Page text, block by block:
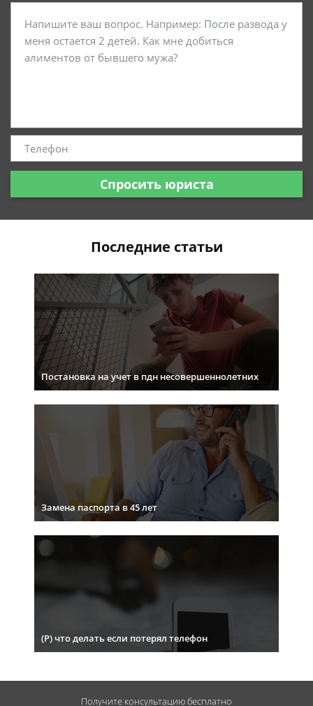
Спросить юриста
Последние статьи
Постановка на учет в пдн несовершеннолетних
Замена паспорта в 45 лет
(Р) что делать если потерял телефон
Получите консультациюбесплатно